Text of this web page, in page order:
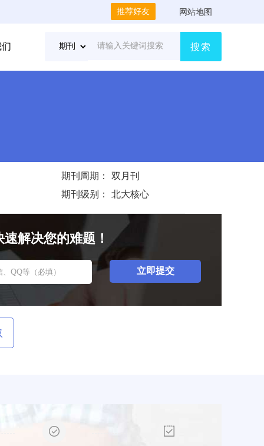
推荐好友 网站地图
搜索
期刊周期：
双月刊
期刊级别：
北大核心
解决您的难题！